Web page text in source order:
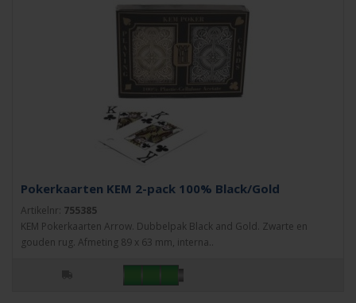
Pokerkaarten KEM 2-pack 100% Black/Gold
Artikelnr: 755385
KEM Pokerkaarten Arrow. Dubbelpak Black and Gold. Zwarte en
gouden rug. Afmeting 89 x 63 mm, interna..